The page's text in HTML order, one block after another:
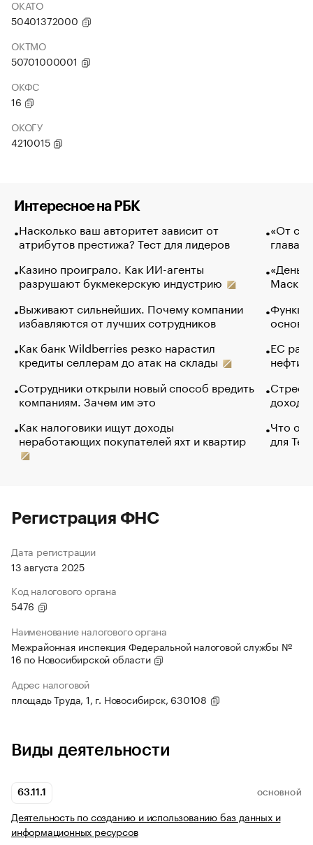
ОКАТО
50401372000
ОКТМО
50701000001
ОКФС
16
ОКОГУ
4210015
Интересное на РБК
Насколько ваш авторитет зависит от
атрибутов престижа? Тест для лидеров
Казино проиграло. Как ИИ-агенты
разрушают букмекерскую индустрию
Выживают сильнейших. Почему компании
избавляются от лучших сотрудников
Как банк Wildberries резко нарастил
кредиты селлерам до атак на склады
Сотрудники открыли новый способ вредить
компаниям. Зачем им это
Как налоговики ищут доходы
неработающих покупателей яхт и квартир
«От
глава
Маск в
основ
ЕС
нефти
Что
для
Регистрация ФНС
Дата регистрации
13 августа 2025
Код налогового органа
5476
Наименование налогового органа
Межрайонная инспекция Федеральной налоговой службы №
16 по Новосибирской области
Адрес налоговой
площадь Труда, 1, г. Новосибирск, 630108
Виды деятельности
63.11.1 ОСНОВНОЙ
Деятельность по созданию и использованию баз данных и
информационных ресурсов